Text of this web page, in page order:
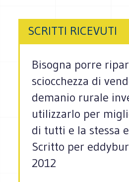
SCRITTI RICEVUTI
Bisogna porre
sciocchezza di
demanio rurale
utilizzarlo per
di tutti e la stessa
Scritto per
2012